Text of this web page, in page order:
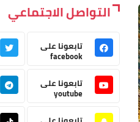
التواصل الاجتماعي
تابعونا على
facebook
تابعونا على
youtube